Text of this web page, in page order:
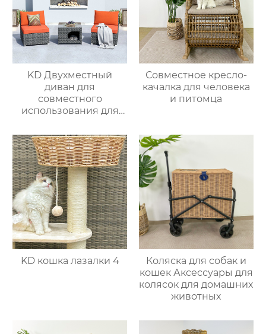
KD Двухместный
диван для
совместного
использования для
Совместное кресло-
качалка для человека
и питомца
KD кошка лазалки 4
Коляска для собак и
кошек Аксессуары для
колясок для домашних
животных